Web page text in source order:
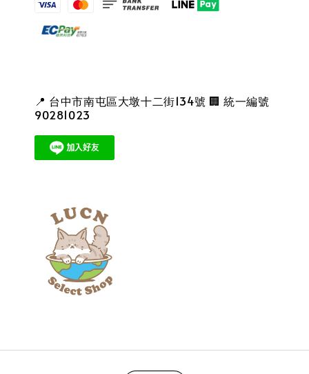
📍 台中市南屯區大墩十二街134號 🏢 統一編號
90281023